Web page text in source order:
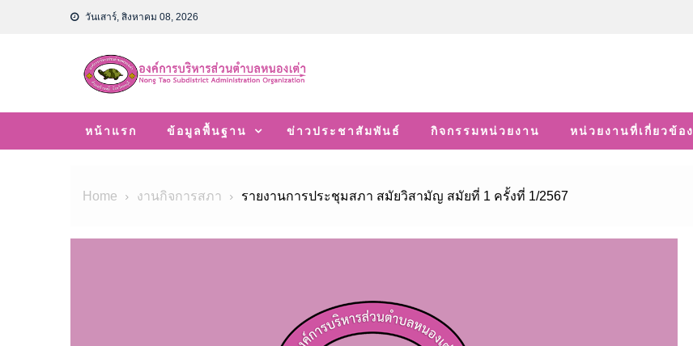
วันเสาร์, สิงหาคม 08, 2026
หน้าแรก ข้อมูลพื้นฐาน ข่าวประชาสัมพันธ์ กิจกรรมหน่วยงาน หน่วยงานที่เกี่ยวข้อง
Home งานกิจการสภา รายงานการประชุมสภา สมัยวิสามัญ สมัยที่ 1 ครั้งที่ 1/2567